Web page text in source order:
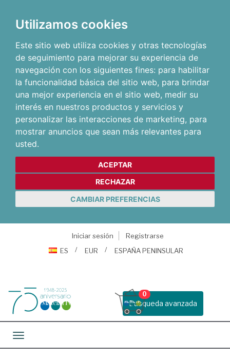
Utilizamos cookies
Este sitio web utiliza cookies y otras tecnologías
de seguimiento para mejorar su experiencia de
navegación con los siguientes fines: para habilitar
la funcionalidad básica del sitio web, para brindar
una mejor experiencia en el sitio web, medir su
interés en nuestros productos y servicios y
personalizar las interacciones de marketing, para
mostrar anuncios que sean más relevantes para
usted.
ACEPTAR
RECHAZAR
CAMBIAR PREFERENCIAS
Iniciar sesión
Registrarse
ES
EUR ESPAÑA PENINSULAR
Busqueda avanzada
0
Toggle navigation